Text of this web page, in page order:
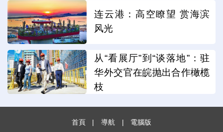
连云港：高空瞭望 赏海滨
风光
从“看展厅”到“谈落地”：驻
华外交官在皖抛出合作橄榄
枝
首頁 | 導航 |
電腦版